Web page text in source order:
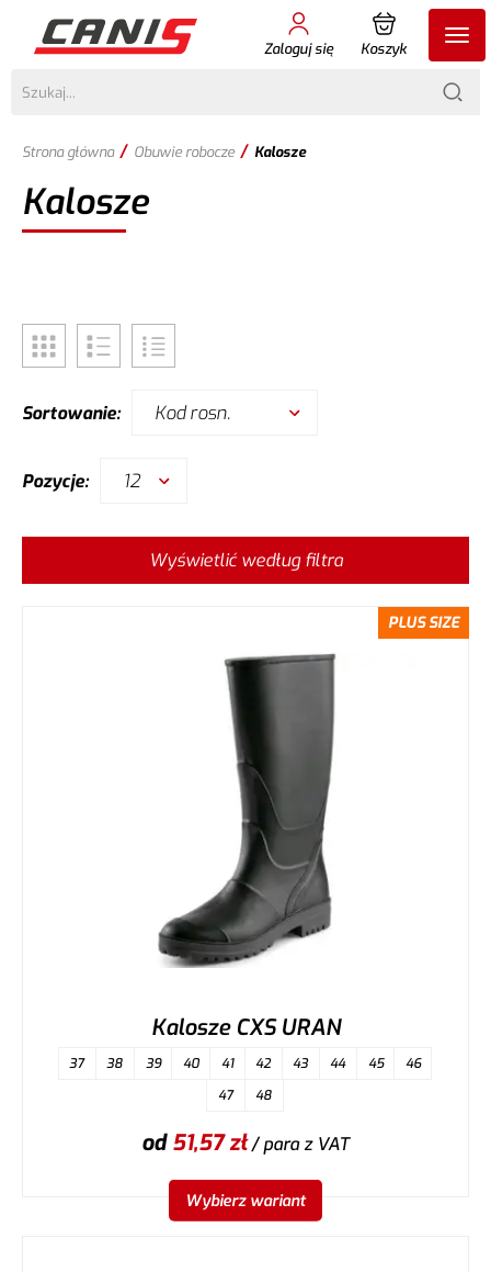
Zaloguj się Koszyk
Strona główna / Obuwie robocze / Kalosze
Kalosze
Sortowanie: Kod rosn.
Pozycje: 12
Wyświetlić według filtra
PLUS SIZE
Kalosze CXS URAN
37 38 39 40 41 42 43 44 45
46
47
48
od51,57zł/ paraz VAT
Wybierz wariant